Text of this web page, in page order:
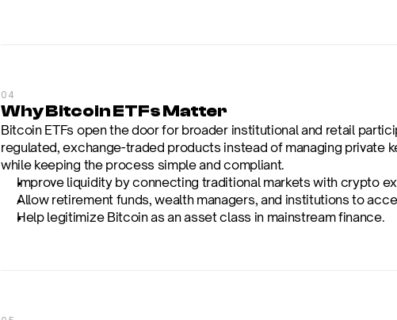
04
Why Bitcoin ETFs Matter
Bitcoin ETFs open the door for broader institutional and retail
regulated, exchange-traded products instead of managing private
while keeping the process simple and compliant.
Improve liquidity by connecting traditional markets with crypto
Allow retirement funds, wealth managers, and institutions to
Help legitimize Bitcoin as an asset class in mainstream finance.